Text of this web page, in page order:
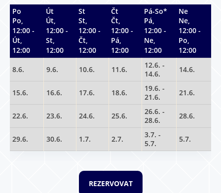
Po
Po,
12:00 -
Út,
12:00
Út
Út,
12:00 -
St,
12:00
St
St,
12:00 -
Čt,
12:00
Čt
Čt,
12:00 -
Pá,
12:00
Pá-So*
Pá,
12:00 -
Ne,
12:00
Ne
Ne,
12:00 -
Po,
12:00
8.6. 9.6. 10.6. 11.6.
12.6. -
14.6.
14.6.
15.6. 16.6. 17.6. 18.6.
19.6. -
21.6.
21.6.
22.6. 23.6. 24.6. 25.6.
26.6. -
28.6.
28.6.
29.6. 30.6. 1.7. 2.7.
3.7. -
5.7.
5.7.